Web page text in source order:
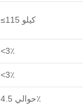
≤115 كيلو
<3٪
<3٪
حوالي 4.5٪